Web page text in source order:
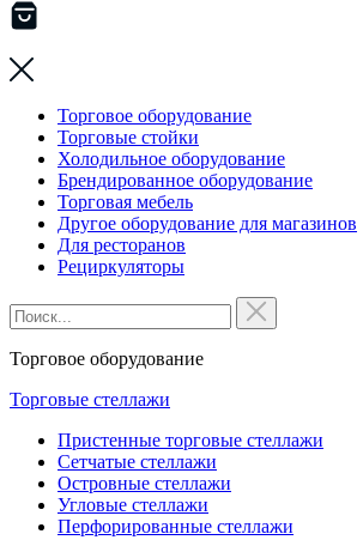
Торговое оборудование
Торговые стойки
Холодильное оборудование
Брендированное оборудование
Торговая мебель
Другое оборудование для магазинов
Для ресторанов
Рециркуляторы
Торговое оборудование
Торговые стеллажи
Пристенные торговые стеллажи
Сетчатые стеллажи
Островные стеллажи
Угловые стеллажи
Перфорированные стеллажи